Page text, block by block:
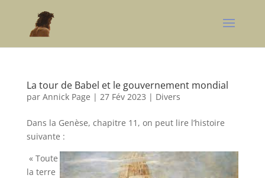
La tour de Babel et le gouvernement mondial
par Annick Page | 27 Fév 2023 | Divers
Dans la Genèse, chapitre 11, on peut lire l’histoire
suivante :
« Toute
la terre